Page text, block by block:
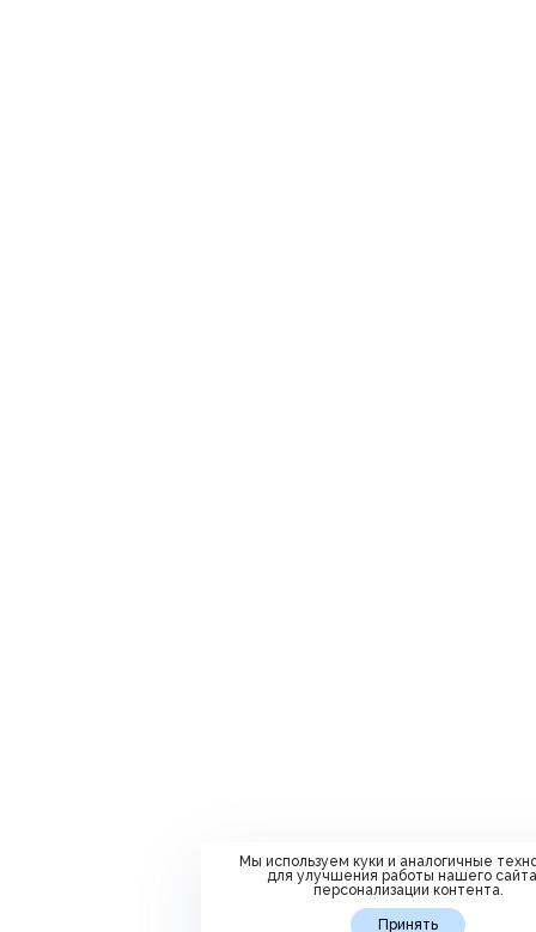
Мы используем куки и аналогичные
для улучшения работы нашего
персонализации контента.
Принять